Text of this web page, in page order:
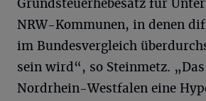
Grundsteuerhebesatz für
NRW-Kommunen, in denen
im Bundesvergleich
sein wird“, so Steinmetz.
Nordrhein-Westfalen eine